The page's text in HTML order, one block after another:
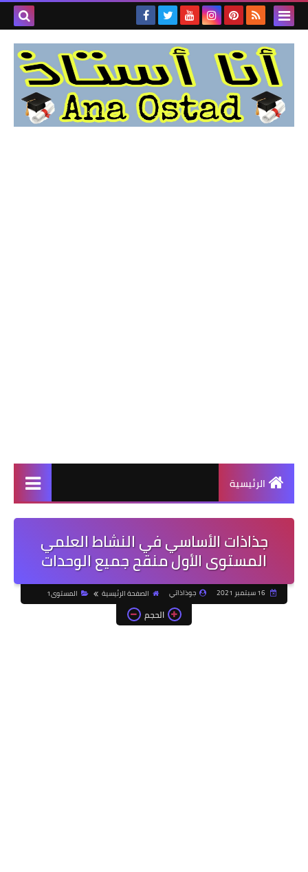
الرئيسية
جذاذات الأساسي في النشاط العلمي
المستوى الأول منقح جميع الوحدات
جوذاذاتي الصفحة الرئيسية المستوى1
الحجم